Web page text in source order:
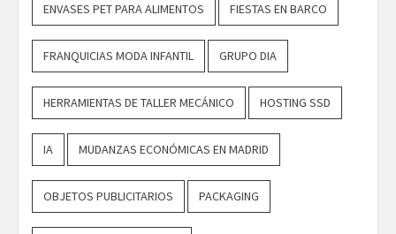
ENVASES PET PARA ALIMENTOS FIESTAS EN BARCO
FRANQUICIAS MODA INFANTIL GRUPO DIA
HERRAMIENTAS DE TALLER MECÁNICO HOSTING SSD
IA MUDANZAS ECONÓMICAS EN MADRID
OBJETOS PUBLICITARIOS PACKAGING